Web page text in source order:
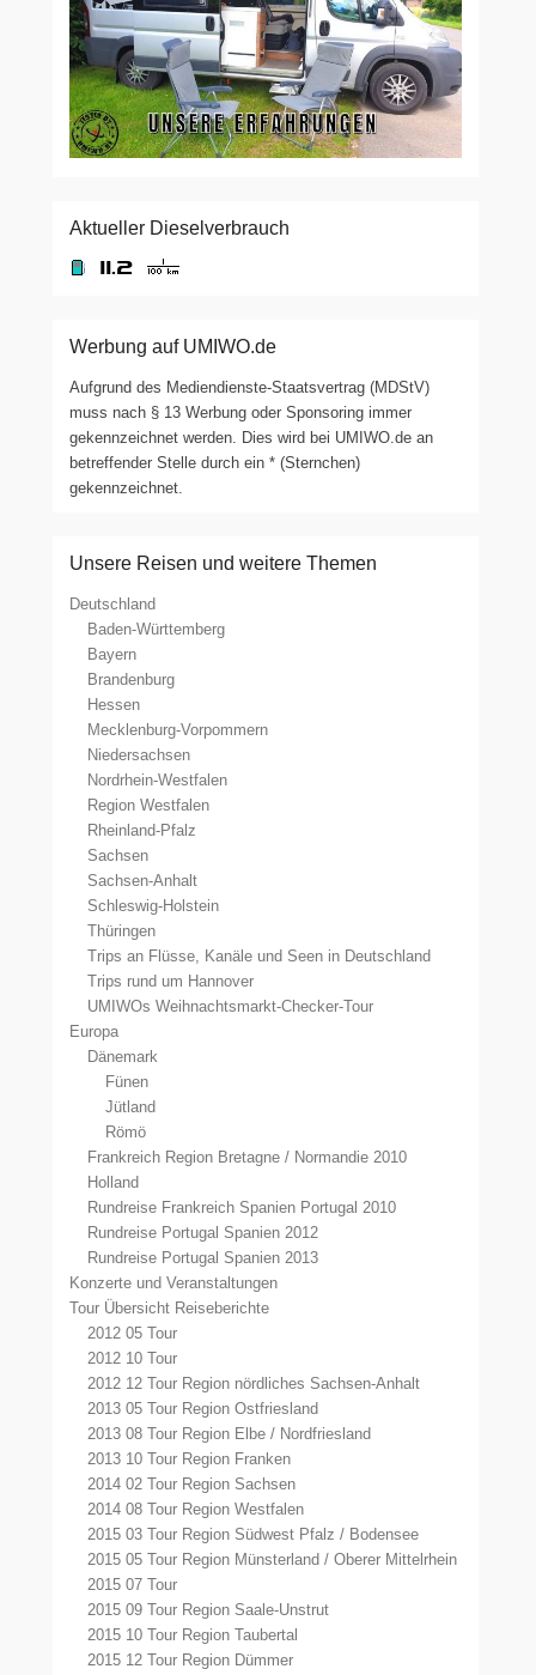
Aktueller Dieselverbrauch
Werbung auf UMIWO.de
Aufgrund des Mediendienste-Staatsvertrag (MDStV)
muss nach § 13 Werbung oder Sponsoring immer
gekennzeichnet werden. Dies wird bei UMIWO.de an
betreffender Stelle durch ein * (Sternchen)
gekennzeichnet.
Unsere Reisen und weitere Themen
Deutschland
Baden-Württemberg
Bayern
Brandenburg
Hessen
Mecklenburg-Vorpommern
Niedersachsen
Nordrhein-Westfalen
Region Westfalen
Rheinland-Pfalz
Sachsen
Sachsen-Anhalt
Schleswig-Holstein
Thüringen
Trips an Flüsse, Kanäle und Seen in Deutschland
Trips rund um Hannover
UMIWOs Weihnachtsmarkt-Checker-Tour
Europa
Dänemark
Fünen
Jütland
Römö
Frankreich Region Bretagne / Normandie 2010
Holland
Rundreise Frankreich Spanien Portugal 2010
Rundreise Portugal Spanien 2012
Rundreise Portugal Spanien 2013
Konzerte und Veranstaltungen
Tour Übersicht Reiseberichte
2012 05 Tour
2012 10 Tour
2012 12 Tour Region nördliches Sachsen-Anhalt
2013 05 Tour Region Ostfriesland
2013 08 Tour Region Elbe / Nordfriesland
2013 10 Tour Region Franken
2014 02 Tour Region Sachsen
2014 08 Tour Region Westfalen
2015 03 Tour Region Südwest Pfalz / Bodensee
2015 05 Tour Region Münsterland / Oberer Mittelrhein
2015 07 Tour
2015 09 Tour Region Saale-Unstrut
2015 10 Tour Region Taubertal
2015 12 Tour Region Dümmer